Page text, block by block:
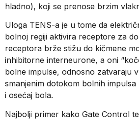
hladno), koji se prenose brzim
Uloga TENS-a je u tome da
bolnoj regiji aktivira receptore za
receptora brže stižu do kičmene
inhibitorne interneurone, a oni
bolne impulse, odnosno zatvaraju
smanjenim dotokom bolnih
i osećaj bola.
Najbolji primer kako Gate Control